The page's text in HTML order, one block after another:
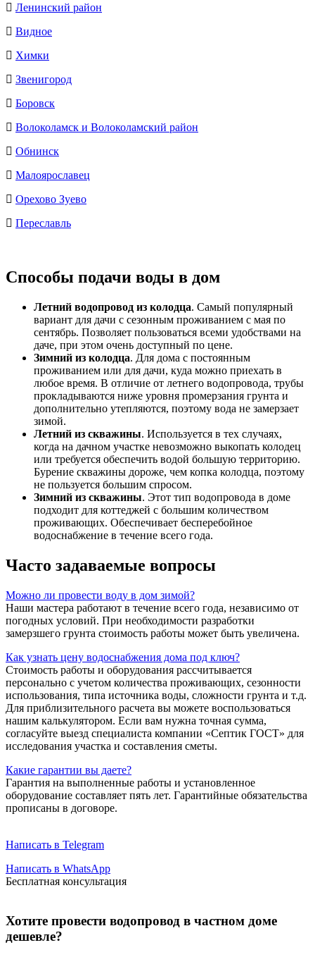
Ленинский район
Видное
Химки
Звенигород
Боровск
Волоколамск и Волоколамский район
Обнинск
Малоярославец
Орехово Зуево
Переславль
Способы подачи воды в дом
Летний водопровод из колодца. Самый популярный
вариант для дачи с сезонным проживанием с мая по
сентябрь. Позволяет пользоваться всеми удобствами на
даче, при этом очень доступный по цене.
Зимний из колодца. Для дома с постоянным
проживанием или для дачи, куда можно приехать в
любое время. В отличие от летнего водопровода, трубы
прокладываются ниже уровня промерзания грунта и
дополнительно утепляются, поэтому вода не замерзает
зимой.
Летний из скважины. Используется в тех случаях,
когда на дачном участке невозможно выкопать колодец
или требуется обеспечить водой большую территорию.
Бурение скважины дороже, чем копка колодца, поэтому
не пользуется большим спросом.
Зимний из скважины. Этот тип водопровода в доме
подходит для коттеджей с большим количеством
проживающих. Обеспечивает бесперебойное
водоснабжение в течение всего года.
Часто задаваемые вопросы
Можно ли провести воду в дом зимой?
Наши мастера работают в течение всего года, независимо от
погодных условий. При необходимости разработки
замерзшего грунта стоимость работы может быть увеличена.
Как узнать цену водоснабжения дома под ключ?
Стоимость работы и оборудования рассчитывается
персонально с учетом количества проживающих, сезонности
использования, типа источника воды, сложности грунта и т.д.
Для приблизительного расчета вы можете воспользоваться
нашим калькулятором. Если вам нужна точная сумма,
согласуйте выезд специалиста компании «Септик ГОСТ» для
исследования участка и составления сметы.
Какие гарантии вы даете?
Гарантия на выполненные работы и установленное
оборудование составляет пять лет. Гарантийные обязательства
прописаны в договоре.
Написать в Telegram
Написать в WhatsApp
Бесплатная консультация
Хотите провести водопровод в частном доме
дешевле?